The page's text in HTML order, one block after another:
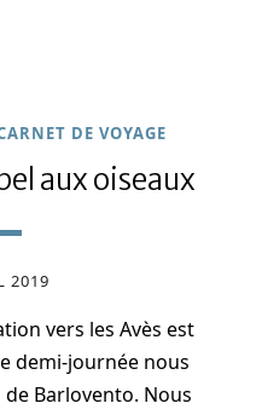
DE VOYAGE
aux oiseaux
2019
vers les Avès est
demi-journée nous
Barlovento. Nous